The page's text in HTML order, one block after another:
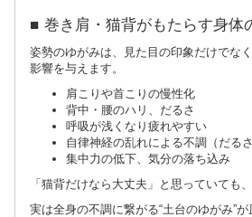
■ 巻き肩・猫背がもたらす身体
姿勢のゆがみは、見た目の印象だけでな
影響を与えます。
肩こりや首こりの慢性化
背中・腰のハリ、だるさ
呼吸が浅くなり疲れやすい
自律神経の乱れによる不調（だる
集中力の低下、気分の落ち込み
「猫背だけなら大丈夫」と思っていても、
実は全身の不調に繋がる“土台のゆがみ”